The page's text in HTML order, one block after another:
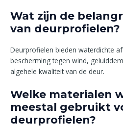
Wat zijn de
van deurprofielen?
Deurprofielen bieden waterdichte
bescherming tegen wind,
algehele kwaliteit van de deur.
Welke materialen
meestal gebruikt
deurprofielen?